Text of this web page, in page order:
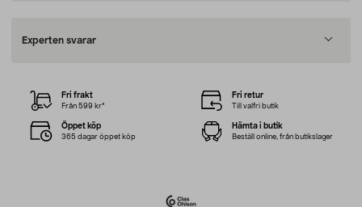
Experten svarar
Fri frakt
Från 599 kr*
Fri retur
Till valfri butik
Öppet köp
365 dagar öppet köp
Hämta i butik
Beställ online, från butikslager